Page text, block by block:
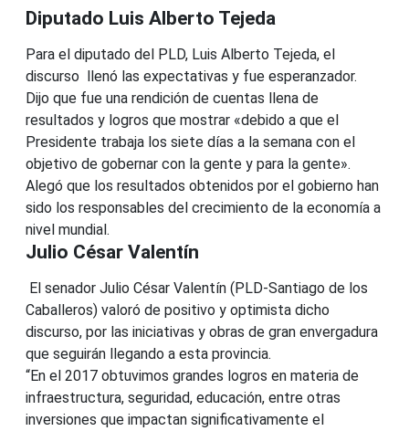
Diputado Luis Alberto Tejeda
Para el diputado del PLD, Luis Alberto Tejeda, el
discurso llenó las expectativas y fue esperanzador.
Dijo que fue una rendición de cuentas llena de
resultados y logros que mostrar «debido a que el
Presidente trabaja los siete días a la semana con el
objetivo de gobernar con la gente y para la gente».
Alegó que los resultados obtenidos por el gobierno han
sido los responsables del crecimiento de la economía a
nivel mundial.
Julio César Valentín
El senador Julio César Valentín (PLD-Santiago de los
Caballeros) valoró de positivo y optimista dicho
discurso, por las iniciativas y obras de gran envergadura
que seguirán llegando a esta provincia.
“En el 2017 obtuvimos grandes logros en materia de
infraestructura, seguridad, educación, entre otras
inversiones que impactan significativamente el